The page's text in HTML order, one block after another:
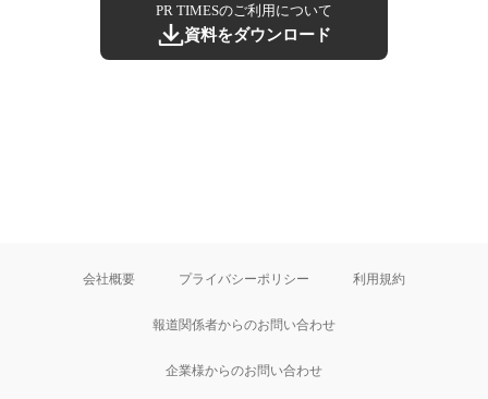
PR TIMESのご利用について
資料をダウンロード
会社概要 プライバシーポリシー 利用規約
報道関係者からのお問い合わせ
企業様からのお問い合わせ